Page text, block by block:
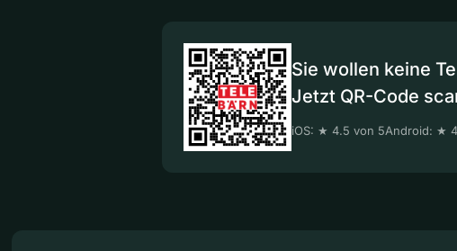
Sie wollen keine
Jetzt QR-Code
iOS: ★ 4.5 von 5Android: ★